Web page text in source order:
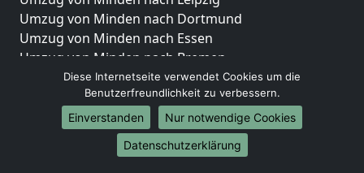
Umzug von Minden nach Dortmund
Umzug von Minden nach Essen
Umzug von Minden nach Bremen
Umzug von Minden nach Dresden
Umzug von Minden nach Hannover
Umzug von Minden nach Nürnberg
Umzug von Minden nach Duisburg
Umzug von Minden nach Bochum
Diese Internetseite verwendet Cookies um die
Benutzerfreundlichkeit zu verbessern.
Einverstanden
Nur notwendige Cookies
Datenschutzerklärung